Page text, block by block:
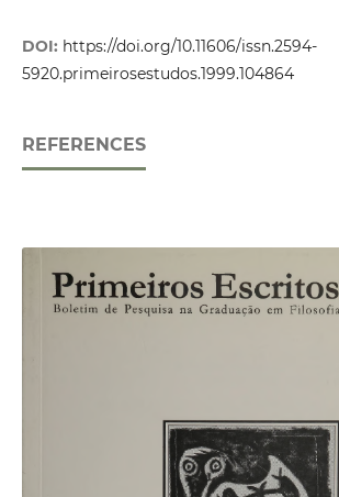
DOI: https://doi.org/10.11606/issn.2594-
5920.primeirosestudos.1999.104864
REFERENCES